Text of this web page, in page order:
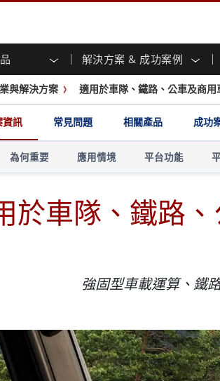
解決方案 & 成功案例
通訊電腦
型電腦
制器
固型平板電腦
強固型平板電腦
工智慧移動電腦
工業顯示器
多點觸控 (投射電
容)
開放式架構
面板安裝
PoE觸控
USB Type-C
工業物聯網閘道
人控制器
工智慧移動電腦
石油和天然
ATEX等級強固型
ATEX等級強固型
器人控制器 人工智慧就緒
決方案
交通運輸解
決方案
工業物聯網解
決方案
智慧型機器
解決方案
政府解决方案
站解决方案
成功案例
投資人專區
下載專區
站
文件共享
新聞與活動
Youtube頻道
部落格
與解決方案 適用於車隊、鐵路、公車及商
於車隊、鐵路
強固型車載運算、鐵
資訊 常見問題 相關產品 成功
為何重要 應用情境 平台功能